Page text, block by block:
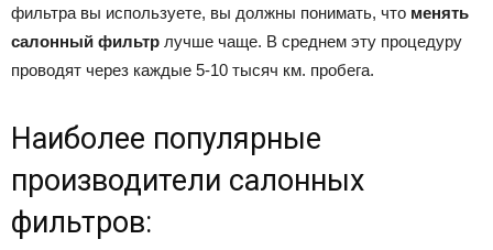
фильтра вы используете, вы должны понимать, что менять
салонный фильтр лучше чаще. В среднем эту процедуру
проводят через каждые 5-10 тысяч км. пробега.
Наиболее популярные
производители салонных
фильтров: